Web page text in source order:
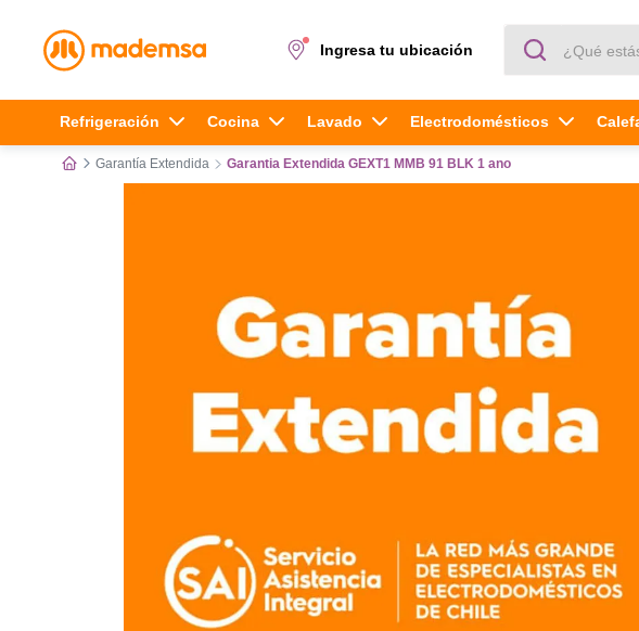
Ingresa tu ubicación
Términos más buscados
1. cocina 4 platos
Refrigeración Cocina Lavado Electrodomésticos
Garantía Extendida Garantia Extendida GEXT1 MMB 91 BLK 1 ano